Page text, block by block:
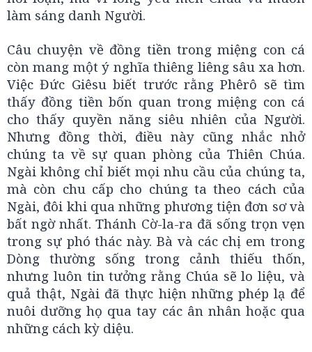
làm sáng danh Người.
Câu chuyện về đồng tiền trong miệng con cá
còn mang một ý nghĩa thiêng liêng sâu xa hơn.
Việc Đức Giêsu biết trước rằng Phêrô sẽ tìm
thấy đồng tiền bốn quan trong miệng con cá
cho thấy quyền năng siêu nhiên của Người.
Nhưng đồng thời, điều này cũng nhắc nhở
chúng ta về sự quan phòng của Thiên Chúa.
Ngài không chỉ biết mọi nhu cầu của chúng ta,
mà còn chu cấp cho chúng ta theo cách của
Ngài, đôi khi qua những phương tiện đơn sơ và
bất ngờ nhất. Thánh Cờ-la-ra đã sống trọn vẹn
trong sự phó thác này. Bà và các chị em trong
Dòng thường sống trong cảnh thiếu thốn,
nhưng luôn tin tưởng rằng Chúa sẽ lo liệu, và
quả thật, Ngài đã thực hiện những phép lạ để
nuôi dưỡng họ qua tay các ân nhân hoặc qua
những cách kỳ diệu.